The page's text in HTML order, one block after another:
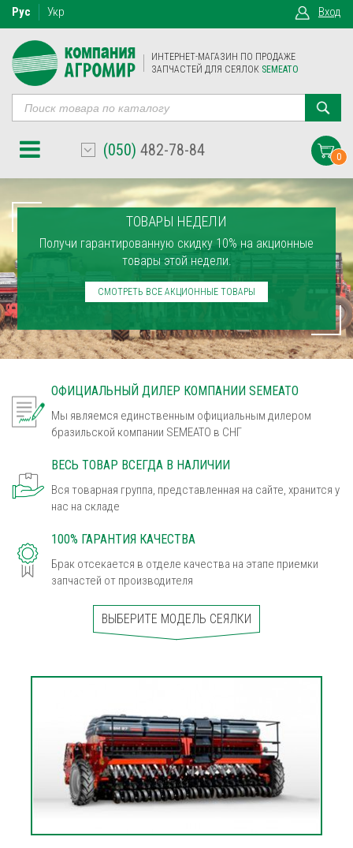
Рус Укр Вход
ИНТЕРНЕТ-МАГАЗИН ПО ПРОДАЖЕ
ЗАПЧАСТЕЙ ДЛЯ СЕЯЛОК SEMEATO
(050) 482-78-84 0
ТОВАРЫ НЕДЕЛИ
Получи гарантированную скидку 10% на акционные
товары этой недели.
СМОТРЕТЬ ВСЕ АКЦИОННЫЕ ТОВАРЫ
ОФИЦИАЛЬНЫЙ ДИЛЕР КОМПАНИИ SEMEATO
Мы являемся единственным официальным дилером
бразильской компании SEMEATO в СНГ
ВЕСЬ ТОВАР ВСЕГДА В НАЛИЧИИ
Вся товарная группа, представленная на сайте, хранится у
нас на складе
100% ГАРАНТИЯ КАЧЕСТВА
Брак отсекается в отделе качества на этапе приемки
запчастей от производителя
ВЫБЕРИТЕ МОДЕЛЬ СЕЯЛКИ